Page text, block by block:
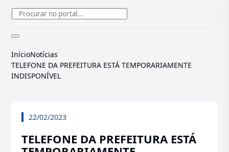
InícioNotícias
TELEFONE DA PREFEITURA ESTÁ TEMPORARIAMENTE
INDISPONÍVEL
22/02/2023
TELEFONE DA PREFEITURA ESTÁ